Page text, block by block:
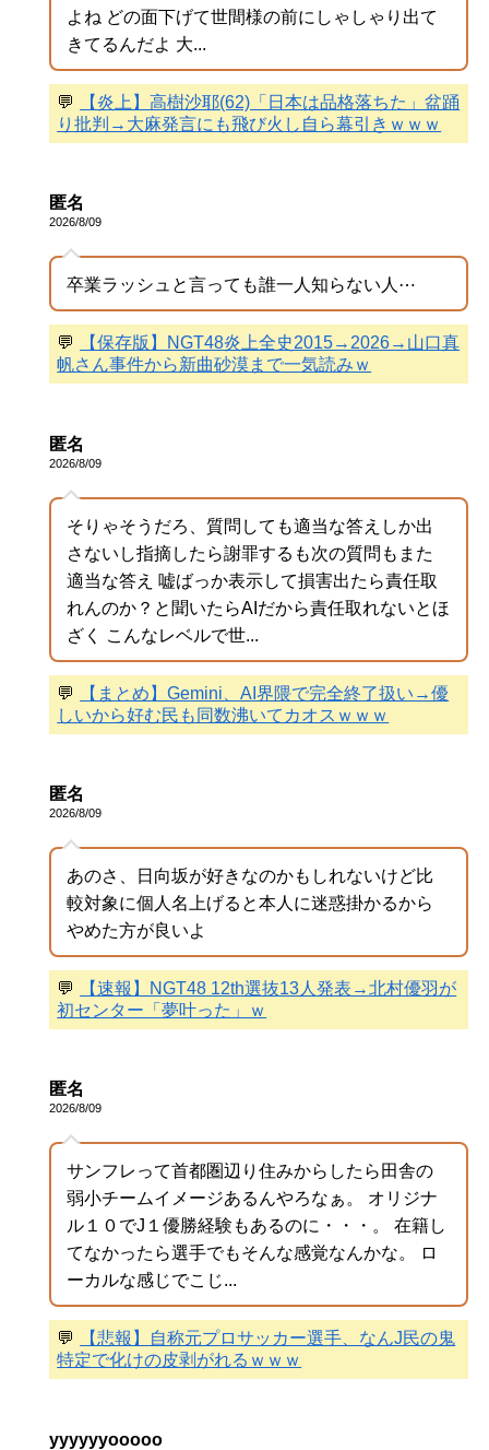
よね どの面下げて世間様の前にしゃしゃり出て
きてるんだよ 大...
💬
【炎上】高樹沙耶(62)「日本は品格落ちた」盆踊
り批判→大麻発言にも飛び火し自ら幕引きｗｗｗ
匿名
2026/8/09
卒業ラッシュと言っても誰一人知らない人⋯
💬
【保存版】NGT48炎上全史2015→2026→山口真
帆さん事件から新曲砂漠まで一気読みｗ
匿名
2026/8/09
そりゃそうだろ、質問しても適当な答えしか出
さないし指摘したら謝罪するも次の質問もまた
適当な答え 嘘ばっか表示して損害出たら責任取
れんのか？と聞いたらAIだから責任取れないとほ
ざく こんなレベルで世...
💬
【まとめ】Gemini、AI界隈で完全終了扱い→優
しいから好む民も同数沸いてカオスｗｗｗ
匿名
2026/8/09
あのさ、日向坂が好きなのかもしれないけど比
較対象に個人名上げると本人に迷惑掛かるから
やめた方が良いよ
💬
【速報】NGT48 12th選抜13人発表→北村優羽が
初センター「夢叶った」ｗ
匿名
2026/8/09
サンフレって首都圏辺り住みからしたら田舎の
弱小チームイメージあるんやろなぁ。 オリジナ
ル１０でJ１優勝経験もあるのに・・・。 在籍し
てなかったら選手でもそんな感覚なんかな。 ロ
ーカルな感じでこじ...
💬
【悲報】自称元プロサッカー選手、なんJ民の鬼
特定で化けの皮剥がれるｗｗｗ
yyyyyyooooo